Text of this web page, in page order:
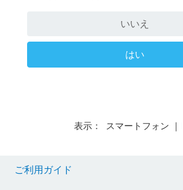
いいえ
はい
表示： スマートフォン ｜
ご利用ガイド